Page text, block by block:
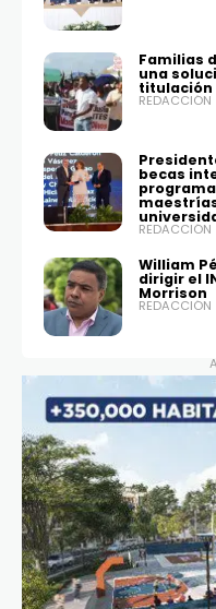
Familias
una
titulación
REDACCIÓN
becas
REDACCIÓN
William
dirigir el
Morrison
REDACCIÓN